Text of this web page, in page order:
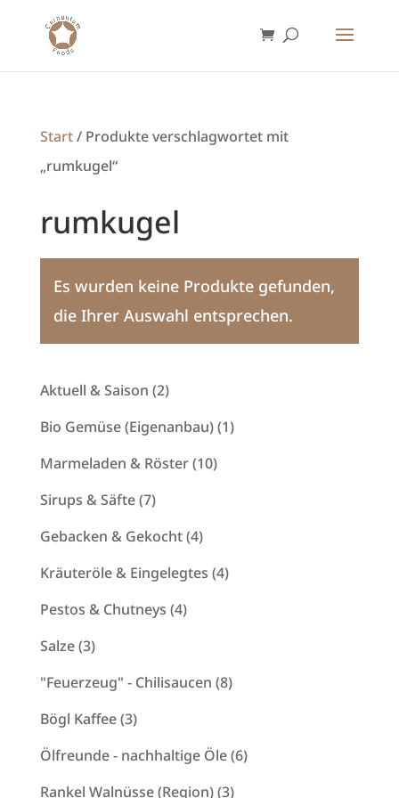
Start/ Produkte verschlagwortet mit
„rumkugel“
rumkugel
Es wurden keine Produkte gefunden,
die Ihrer Auswahl entsprechen.
Aktuell & Saison 22
Produkte
Bio Gemüse (Eigenanbau) 11
Marmeladen & Röster 1010
Sirups & Säfte 77
Produkte
Gebacken & Gekocht 44
Produkte
Kräuteröle & Eingelegtes 44
Pestos & Chutneys 44
Salze 33
Produkte
"Feuerzeug" - Chilisaucen 88
Bögl Kaffee 33
Produkte
Ölfreunde - nachhaltige Öle 66
Rankel Walnüsse (Region) 33